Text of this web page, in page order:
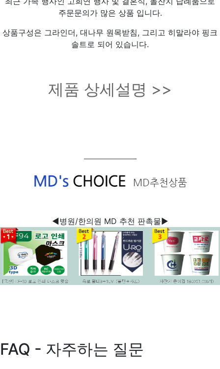
주문문의가 많은 상품 입니다.
상품구성은 그라인더, 대나무 원목받침, 그리고 히말라야 핑크
솔트로 되어 있습니다.
제품 상세설명 >>
◀병원/한의원 MD 추천 판촉물▶
FAQ - 자주하는 질문